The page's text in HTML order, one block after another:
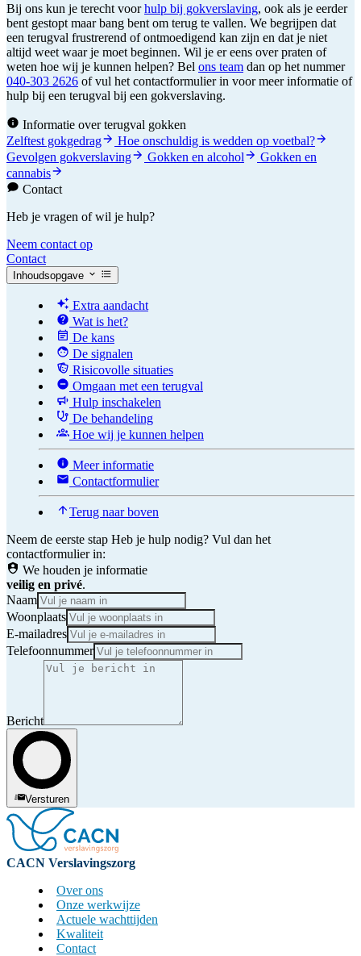
Bij ons kun je terecht voorhulp bij gokverslaving, ook als je eerder
bent gestopt maar bang bent om terug te vallen. We begrijpen dat
een terugval frustrerend of ontmoedigend kan zijn en dat je niet
altijd weet waar je moet beginnen. Wil je er eens over praten of
weten hoe wij je kunnen helpen? Bel ons team dan op het nummer
040-303 2626 of vul het contactformulier in voor meer informatie of
hulp bij een terugval bij een gokverslaving.
Informatie over terugval gokken
Zelftest gokgedrag
Hoe onschuldig is wedden op voetbal?
Gevolgen gokverslaving
Gokken en alcohol
Gokken en
cannabis
Contact
Heb je vragen of wil je hulp?
Neem contact op
Contact
Inhoudsopgave
Extra aandacht
Wat is het?
De kans
De signalen
Risicovolle situaties
Omgaan met een terugval
Hulp inschakelen
De behandeling
Hoe wij je kunnen helpen
Meer informatie
Contactformulier
Terug naar boven
Neem de eerste stap Heb je hulp nodig? Vul dan het
contactformulier in:
We houden je informatie
veilig en privé.
Naam
Woonplaats
E-mailadres
Telefoonnummer
Bericht
Versturen
CACN Verslavingszorg
Over ons
Onze werkwijze
Actuele wachttijden
Kwaliteit
Contact